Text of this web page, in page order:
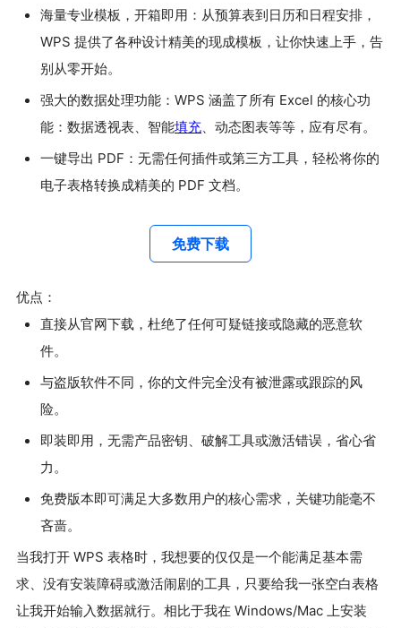
海量专业模板，开箱即用：从预算表到日历和日程安排，
WPS 提供了各种设计精美的现成模板，让你快速上手，告
别从零开始。
强大的数据处理功能：WPS 涵盖了所有 Excel 的核心功
能：数据透视表、智能填充、动态图表等等，应有尽有。
一键导出 PDF：无需任何插件或第三方工具，轻松将你的
电子表格转换成精美的 PDF 文档。
免费下载
优点：
直接从官网下载，杜绝了任何可疑链接或隐藏的恶意软
件。
与盗版软件不同，你的文件完全没有被泄露或跟踪的风
险。
即装即用，无需产品密钥、破解工具或激活错误，省心省
力。
免费版本即可满足大多数用户的核心需求，关键功能毫不
吝啬。
当我打开 WPS 表格时，我想要的仅仅是一个能满足基本需
求、没有安装障碍或激活闹剧的工具，只要给我一张空白表格
让我开始输入数据就行。相比于我在 Windows/Mac 上安装